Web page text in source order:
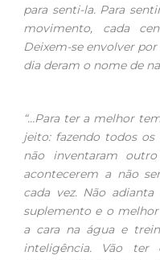
para senti-la. Para
movimento, cada
Deixem-se envolver
dia deram o nome de
“…Para ter a melhor
jeito: fazendo todos os
não inventaram
acontecerem a não
cada vez. Não
suplemento e o
a cara na água e
inteligência. Vão